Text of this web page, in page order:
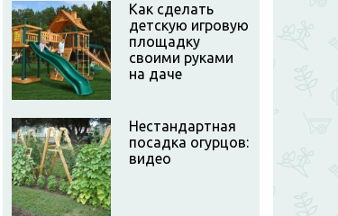
Как сделать
детскую игровую
площадку
своими руками
на даче
Нестандартная
посадка огурцов:
видео